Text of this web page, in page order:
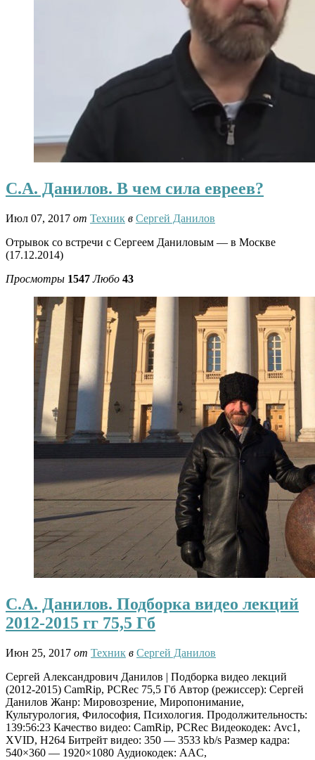
С.А. Данилов. В чем сила евреев?
Июл 07, 2017 от Техник в Сергей Данилов
Отрывок со встречи с Сергеем Даниловым — в Москве
(17.12.2014)
Просмотры 1547 Любо 43
С.А. Данилов. Подборка видео лекций
2012-2015 гг 75,5 Гб
Июн 25, 2017 от Техник в Сергей Данилов
Сергей Александрович Данилов | Подборка видео лекций
(2012-2015) CamRip, PCRec 75,5 Гб Автор (режиссер): Сергей
Данилов Жанр: Мировозрение, Миропонимание,
Культурология, Философия, Психология. Продолжительность:
139:56:23 Качество видео: CamRip, PCRec Видеокодек: Avc1,
XVID, H264 Битрейт видео: 350 — 3533 kb/s Размер кадра:
540×360 — 1920×1080 Аудиокодек: AAC,